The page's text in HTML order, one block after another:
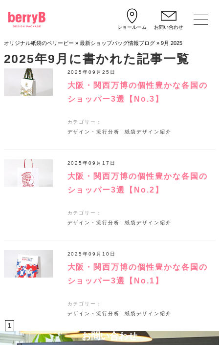
ショールーム お問い合わせ
オリジナル紙袋のベリービー » 最新ショップバッグ情報ブログ» 9月 2025
2025年9月 に書かれた記事一覧
大阪・関西万博の個性豊かな各国の
ショッパー3選【No.3】
2025年09月25日
カテゴリー：
デザイン・流行分析
紙袋デザイン紹介
大阪・関西万博の個性豊かな各国の
ショッパー3選【No.2】
2025年09月17日
カテゴリー：
デザイン・流行分析
紙袋デザイン紹介
大阪・関西万博の個性豊かな各国の
ショッパー3選【No.1】
2025年09月10日
カテゴリー：
デザイン・流行分析
紙袋デザイン紹介
1
お問い合わせ